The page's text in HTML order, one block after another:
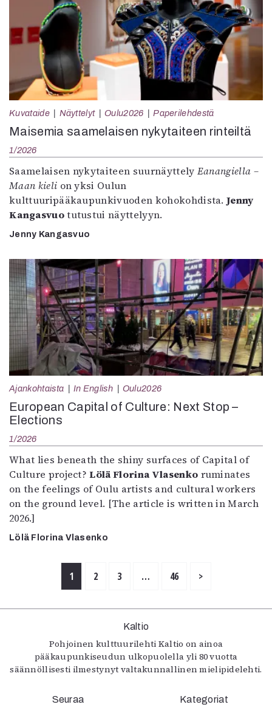
Kuvataide Näyttelyt Oulu2026 Paperilehdestä
Maisemia saamelaisen nykytaiteen rinteiltä
1/2026
Saamelaisen nykytaiteen suurnäyttely Eanangiella –
Maan kieli on yksi Oulun
kulttuuripääkaupunkivuoden kohokohdista.Jenny
Kangasvuotutustui näyttelyyn.
Jenny Kangasvuo
Ajankohtaista In English Oulu2026
European Capital of Culture: Next Stop –
Elections
1/2026
What lies beneath the shiny surfaces of Capital of
Culture project?Lölä Florina Vlasenko ruminates
on the feelings of Oulu artists and cultural workers
on the ground level. [The article is written in March
2026.]
Lölä Florina Vlasenko
1 2 3 … 46 >
Kaltio
Pohjoinen kulttuurilehti Kaltio on ainoa
pääkaupunkiseudun ulkopuolella yli 80 vuotta
säännöllisesti ilmestynyt valtakunnallinen mielipidelehti.
Seuraa Kategoriat